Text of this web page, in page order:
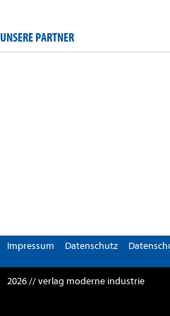
UNSERE PARTNER
Impressum Datenschutz
2026 // verlag moderne industrie